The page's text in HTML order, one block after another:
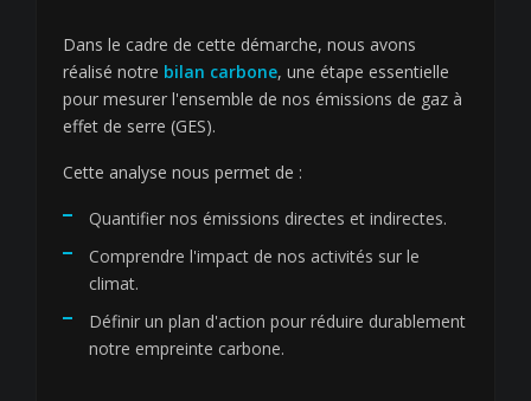
Dans le cadre de cette démarche, nous avons
réalisé notre bilan carbone, une étape essentielle
pour mesurer l'ensemble de nos émissions de gaz à
effet de serre (GES).
Cette analyse nous permet de :
Quantifier nos émissions directes et indirectes.
Comprendre l'impact de nos activités sur le
climat.
Définir un plan d'action pour réduire durablement
notre empreinte carbone.